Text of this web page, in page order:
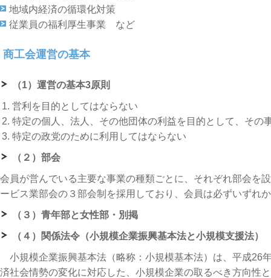
地域内経済の循環化対策
従業員の福利厚生事業 など
商工会運営の基本
（1）運営の基本3原則
営利を目的としてはならない
特定の個人、法人、その他団体の利益を目的として、その
特定の政党のために利用してはならない
（２）部会
会員が営んでいる主要な事業の種類ごとに、それぞれ部会を
ービス業部会の３部会制を採用しており、会員は必ずいずれ
（３）青年部と女性部・別掲
（４）関係法令（小規模企業振興基本法と小規模支援法）
小規模企業振興基本法（略称：小規模基本法）は、平成26
済社会情勢の変化に対応した、小規模企業の取るべき方向性